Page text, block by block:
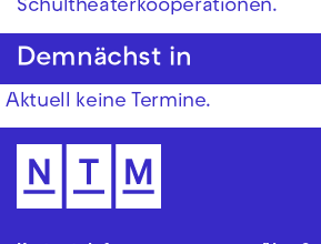
Schultheaterkooperationen.
Demnächst in
Aktuell keine Termine.